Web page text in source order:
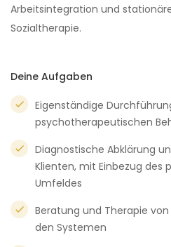
Arbeitsintegration und
Sozialtherapie.
Deine Aufgaben
Eigenständige
psychotherapeutischen
Diagnostische Abklärung
Klienten, mit Einbezug des
Umfeldes
Beratung und Therapie
den Systemen